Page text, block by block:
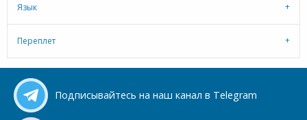
Язык
Переплет
Подписывайтесь на наш канал в Telegram